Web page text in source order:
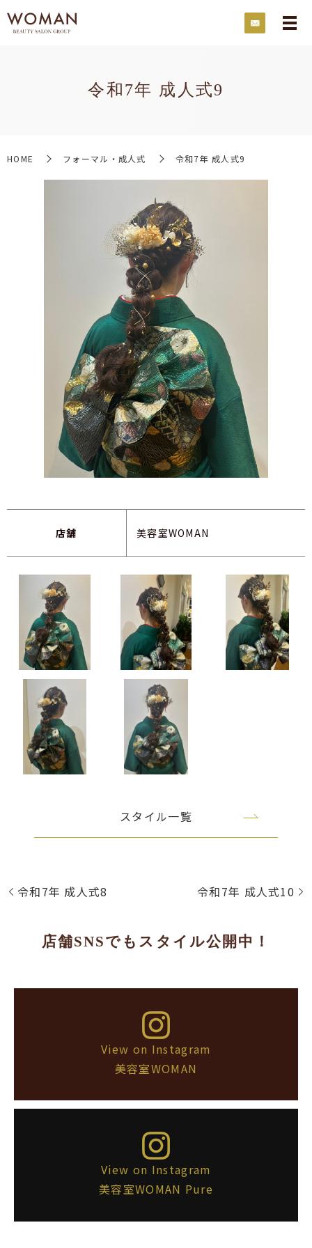
令和7年 成人式9
HOME フォーマル・成人式 令和7年 成人式9
店舗 美容室WOMAN
スタイル一覧
令和7年 成人式8 令和7年 成人式10
店舗SNSでもスタイル公開中！
View on Instagram
美容室WOMAN
View on Instagram
美容室WOMAN Pure